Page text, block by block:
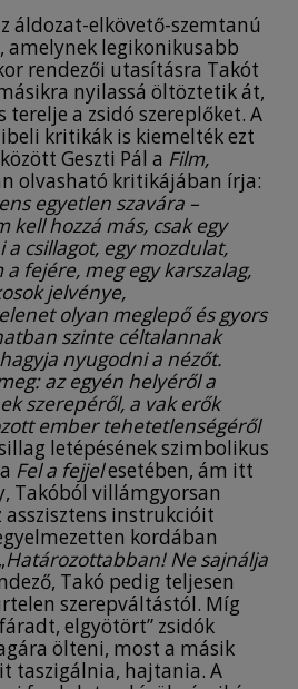
áldozat-elkövető-szemtanú
amelynek legikonikusabb
rendezői utasításra Takót
nyilassá öltöztetik át,
a zsidó szereplőket. A
kritikák is kiemelték ezt
Geszti Pál a Film,
olvasható kritikájában írja:
egyetlen szavára –
kell hozzá más, csak egy
csillagot, egy mozdulat,
fejére, meg egy karszalag,
jelvénye,
olyan meglepő és gyors
szinte céltalannak
nyugodni a nézőt.
az egyén helyéről a
szerepéről, a vak erők
ember tehetetlenségéről
letépésének szimbolikus
Fel a fejjelesetében, ám itt
Takóból villámgyorsan
instrukcióit
kordában
Határozottabban! Ne sajnálja
Takó pedig teljesen
szerepváltástól. Míg
elgyötört” zsidók
ölteni, most a másik
taszigálnia, hajtania. A